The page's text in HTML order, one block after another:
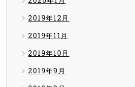
2019年12月
2019年11月
2019年10月
2019年9月